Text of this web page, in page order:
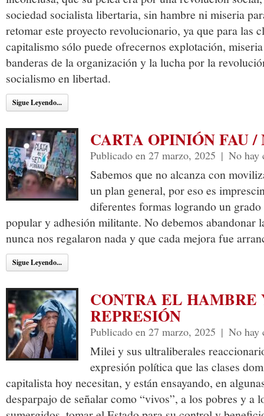
sociedad socialista libertaria, sin hambre ni miseria
retomar este proyecto revolucionario, ya que para las
capitalismo sólo puede ofrecernos explotación,
banderas de la organización y la lucha por la
socialismo en libertad.
Sigue Leyendo...
CARTA OPINIÓN FAU /
Publicado en 27 marzo, 2025 | No hay
Sabemos que no alcanza con
un plan general, por eso es
diferentes formas logrando un
popular y adhesión militante. No debemos abandonar
nunca nos regalaron nada y que cada mejora fue
Sigue Leyendo...
CONTRA EL HAMBRE
REPRESIÓN
Publicado en 27 marzo, 2025 | No hay
Milei y sus ultraliberales
expresión política que las clases
capitalista hoy necesitan, y están ensayando, en
desparpajo de señalar como “vivos”, a los pobres y a